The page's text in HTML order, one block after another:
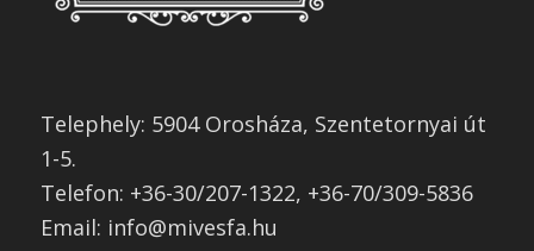
Telephely: 5904 Orosháza, Szentetornyai út
1-5.
Telefon: +36-30/207-1322, +36-70/309-5836
Email: info@mivesfa.hu